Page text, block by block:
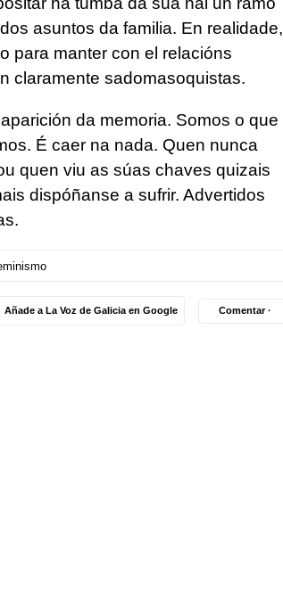
asuntos da familia. En realidade,
para manter con el relacións
claramente sadomasoquistas.
da memoria. Somos o que
É caer na nada. Quen nunca
quen viu as súas chaves quizais
dispóñanse a sufrir. Advertidos
Añade a La Voz de Galicia en Google Comentar ·